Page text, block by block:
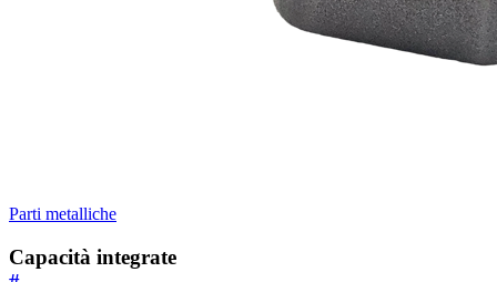
Parti metalliche
Capacità integrate